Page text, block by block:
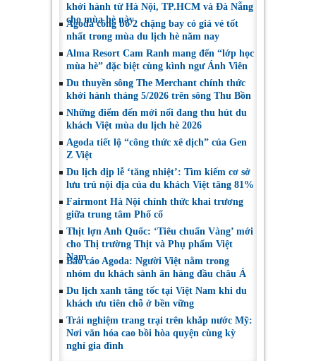
khởi hành từ Hà Nội, TP.HCM và Đà Nẵng
cho mùa hè này
Agoda công bố 2 chặng bay có giá vé tốt
nhất trong mùa du lịch hè năm nay
Alma Resort Cam Ranh mang đến “lớp học
mùa hè” đặc biệt cùng kình ngư Ánh Viên
Du thuyền sông The Merchant chính thức
khởi hành tháng 5/2026 trên sông Thu Bồn
Những điểm đến mới nổi đang thu hút du
khách Việt mùa du lịch hè 2026
Agoda tiết lộ “công thức xê dịch” của Gen
Z Việt
Du lịch dịp lễ ‘tăng nhiệt’: Tìm kiếm cơ sở
lưu trú nội địa của du khách Việt tăng 81%
Fairmont Hà Nội chính thức khai trương
giữa trung tâm Phố cổ
Thịt lợn Anh Quốc: ‘Tiêu chuẩn Vàng’ mới
cho Thị trường Thịt và Phụ phẩm Việt
Nam
Báo cáo Agoda: Người Việt nằm trong
nhóm du khách sành ăn hàng đầu châu Á
Du lịch xanh tăng tốc tại Việt Nam khi du
khách ưu tiên chỗ ở bền vững
Trải nghiệm trang trại trên khắp nước Mỹ:
Nơi văn hóa cao bồi hòa quyện cùng kỳ
nghỉ gia đình